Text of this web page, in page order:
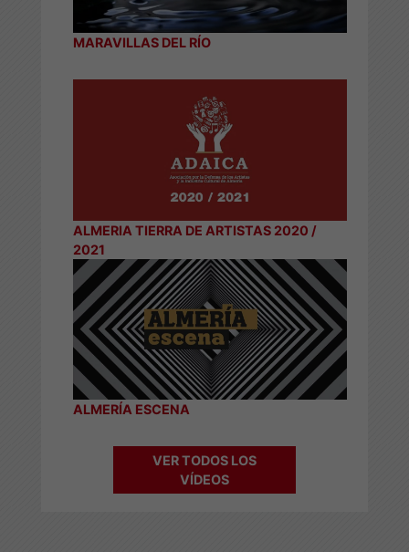
MARAVILLAS DEL RÍO
ALMERIA TIERRA DE ARTISTAS 2020 /
2021
ALMERÍA ESCENA
VER TODOS LOS
VÍDEOS